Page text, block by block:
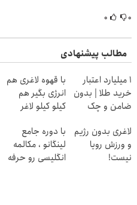
۰ ۰
مطالب پیشنهادی
۱ میلیارد اعتبار
خرید طلا | بدون
ضامن و چک
با قهوه لاغری هم
انرژی بگیر هم
کیلو کیلو لاغر
لاغری بدون رژیم
و ورزش رویا
نیست!
با دوره جامع
لینگانو ، مکالمه
انگلیسی رو حرفه